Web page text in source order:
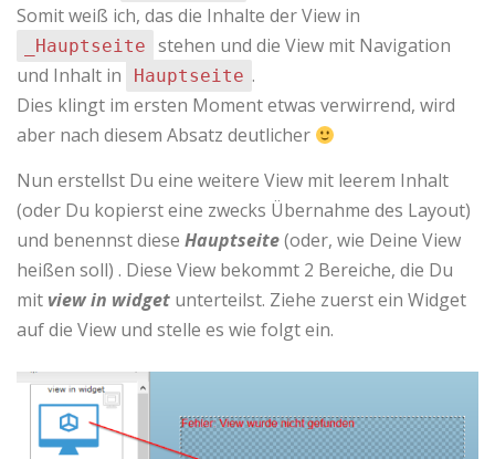
Somit weiß ich, das die Inhalte der View in
_Hauptseite
stehen und die View mit Navigation
und Inhalt in
Hauptseite .
Dies klingt im ersten Moment etwas verwirrend, wird
aber nach diesem Absatz deutlicher
Nun erstellst Du eine weitere View mit leerem Inhalt
(oder Du kopierst eine zwecks Übernahme des Layout)
und benennst diese Hauptseite(oder, wie Deine View
heißen soll) . Diese View bekommt 2 Bereiche, die Du
mit view in widget unterteilst. Ziehe zuerst ein Widget
auf die View und stelle es wie folgt ein.